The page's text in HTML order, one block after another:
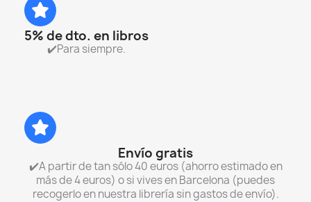
5% de dto. en libros
✔️Para siempre.
Envío gratis
✔️A partir de tan sólo 40 euros (ahorro estimado en
más de 4 euros) o si vives en Barcelona (puedes
recogerlo en nuestra librería sin gastos de envío).